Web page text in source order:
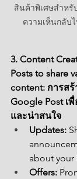
สินค้าพิเศษสำห
ความเห็นกลับ
3. Content
Posts to share
content: การส
Google Post
และน่าสนใจ
Updates:
about your
Offers: